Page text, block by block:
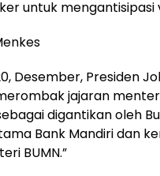
untuk mengantisipasi
Desember, Presiden
jajaran
digantikan oleh
Bank Mandiri dan
BUMN.”